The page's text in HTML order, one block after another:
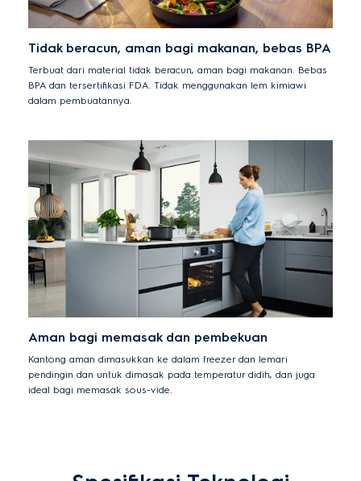
Tidak beracun, aman bagi makanan, bebas BPA
Terbuat dari material tidak beracun, aman bagi makanan. Bebas
BPA dan tersertifikasi FDA. Tidak menggunakan lem kimiawi
dalam pembuatannya.
Aman bagi memasak dan pembekuan
Kantong aman dimasukkan ke dalam freezer dan lemari
pendingin dan untuk dimasak pada temperatur didih, dan juga
ideal bagi memasak sous-vide.